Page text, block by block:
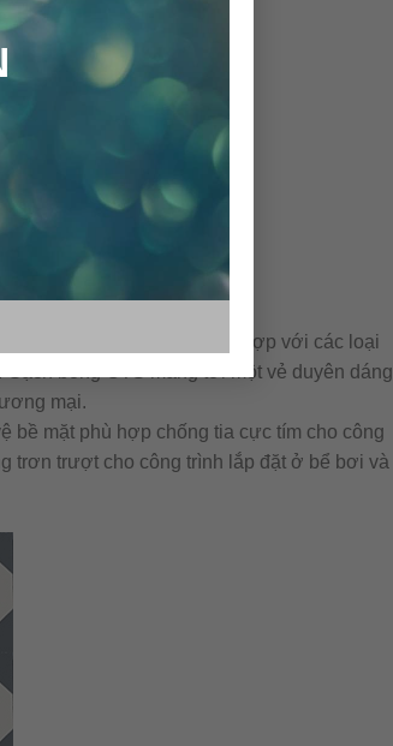
mã, màu sắc, dễ phối hợp với các loại
bông CTS mang tới một vẻ duyên dáng
mại.
bề mặt phù hợp chống tia cực tím cho công
trơn trượt cho công trình lắp đặt ở bể bơi và